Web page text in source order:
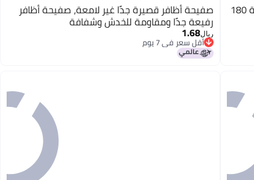
زجاجة خالية مُجهزة بمضخة للفن الأظافر بسعة 180 صفيحة أظافر قصيرة جدًا غير لامعة، صفيحة أظافر
رفيعة جدًا ومقاومة للخدش وشفافة
ريال1.68
أقل سعر في 7 يوم
أقل سعر في 7 يوم